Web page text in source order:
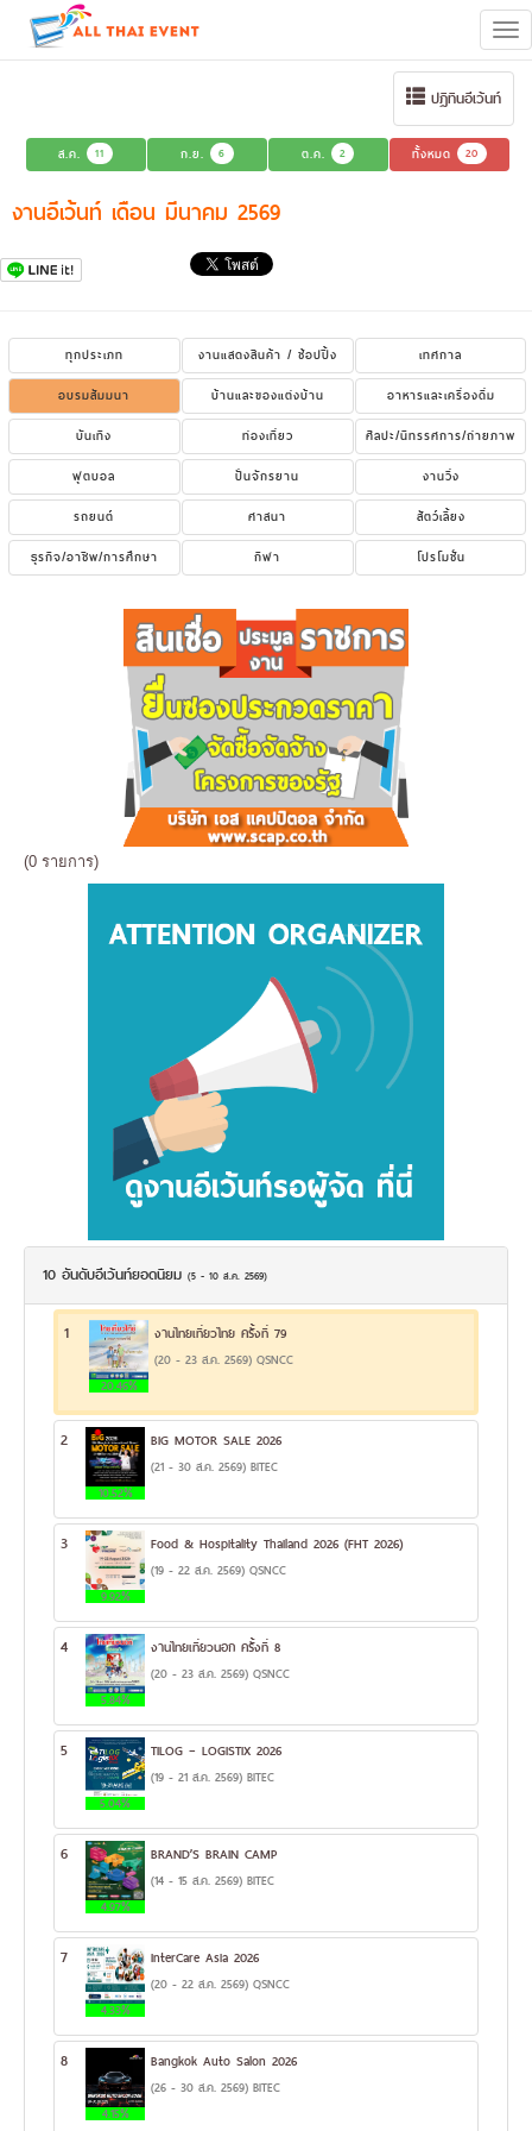
ปฏิทินอีเว้นท์
ส.ค. 11 ก.ย. 6 ต.ค. 2 ทั้งหมด 20
งานอีเว้นท์ เดือน มีนาคม 2569
ทุกประเภท งานแสดงสินค้า / ช้อปปิ้ง
เทศกาล
อบรมสัมมนา
บ้านและของแต่งบ้าน
อาหารและเครื่องดื่ม
บันเทิง
ท่องเที่ยว
ศิลปะ/นิทรรศการ/ถ่ายภาพ
ฟุตบอล
ปั่นจักรยาน
งานวิ่ง
รถยนต์
ศาสนา
สัตว์เลี้ยง
ธุรกิจ/อาชีพ/การศึกษา
กีฬา โปรโมชั่น
(0 รายการ)
10 อันดับอีเว้นท์ยอดนิยม (5 - 10 ส.ค. 2569)
1
20.46%
งานไทยเที่ยวไทย ครั้งที่ 79
(20 - 23 ส.ค. 2569) QSNCC
2
10.52%
BIG MOTOR SALE 2026
(21 - 30 ส.ค. 2569) BITEC
3
9.92%
Food & Hospitality Thailand 2026 (FHT 2026)
(19 - 22 ส.ค. 2569) QSNCC
4
5.84%
งานไทยเที่ยวนอก ครั้งที่ 8
(20 - 23 ส.ค. 2569) QSNCC
5
5.04%
TILOG – LOGISTIX 2026
(19 - 21 ส.ค. 2569) BITEC
6
4.97%
BRAND’S BRAIN CAMP
(14 - 15 ส.ค. 2569) BITEC
7
4.33%
InterCare Asia 2026
(20 - 22 ส.ค. 2569) QSNCC
8
4.15%
Bangkok Auto Salon 2026
(26 - 30 ส.ค. 2569) BITEC